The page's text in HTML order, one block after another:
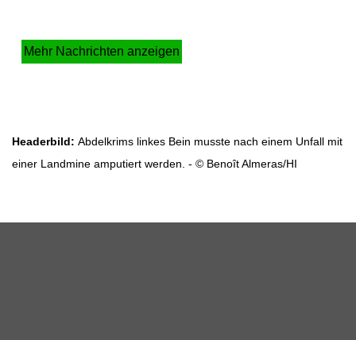
Mehr Nachrichten anzeigen
Headerbild: Abdelkrims linkes Bein musste nach einem Unfall mit
einer Landmine amputiert werden. - © Benoît Almeras/HI